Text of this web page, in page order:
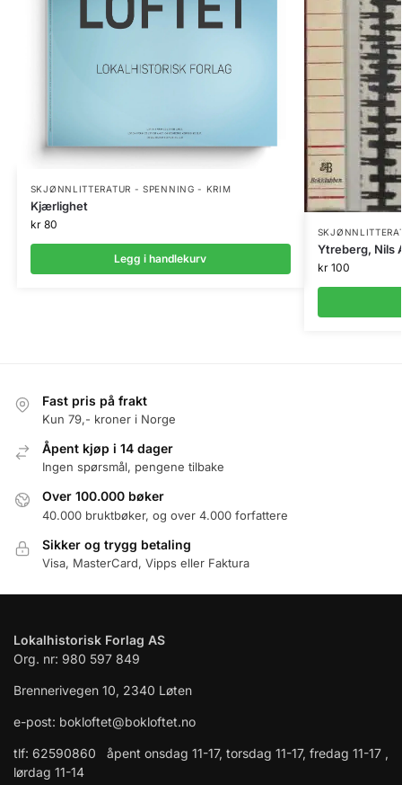
SKJØNNLITTERATUR - SPENNING - KRIM
Kjærlighet
kr80
Legg i handlekurv
Ytreberg, Nils
kr100
Fast pris på frakt
Kun 79,- kroner i Norge
Åpent kjøp i 14 dager
Ingen spørsmål, pengene tilbake
Over 100.000 bøker
40.000 bruktbøker, og over 4.000 forfattere
Sikker og trygg betaling
Visa, MasterCard, Vipps eller Faktura
Lokalhistorisk Forlag AS
Org. nr: 980 597 849
Brennerivegen 10, 2340 Løten
e-post: bokloftet@bokloftet.no
tlf: 62590860 åpent onsdag 11-17, torsdag 11-17, fredag 11-17 ,
lørdag 11-14